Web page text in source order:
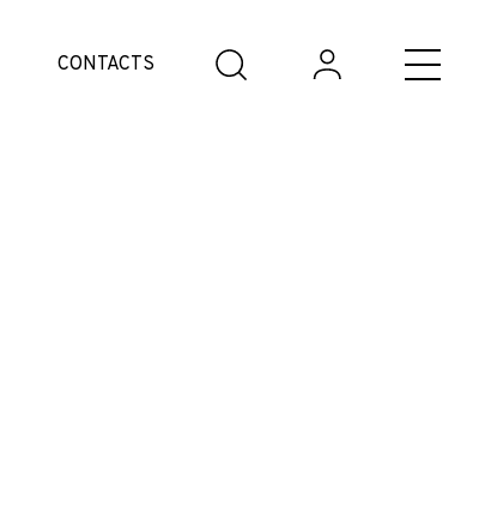
CONTACTS